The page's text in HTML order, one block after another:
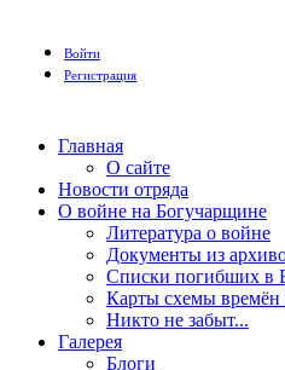
Войти
Регистрация
Главная
О сайте
Новости отряда
О войне на Богучарщине
Литература о войне
Документы из
Списки погибших в
Карты схемы
Никто не забыт...
Галерея
Блоги